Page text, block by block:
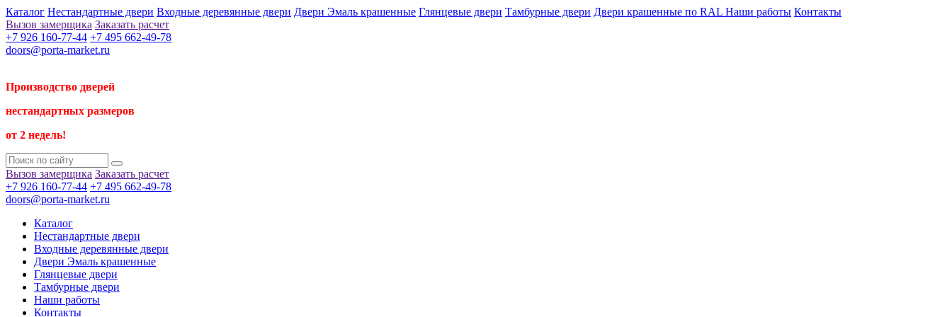
Каталог Нестандартные двери Входные деревянные двери Двери Эмаль крашенные Глянцевые двери Тамбурные двери Двери крашенные по RAL Наши работы Контакты
Вызов замерщика Заказать расчет
+7 926 160-77-44 +7 495 662-49-78
doors@porta-market.ru
Производство дверей
нестандартных размеров
от 2 недель!
Вызов замерщика Заказать расчет
+7 926 160-77-44 +7 495 662-49-78
doors@porta-market.ru
Каталог
Нестандартные двери
Входные деревянные двери
Двери Эмаль крашенные
Глянцевые двери
Тамбурные двери
Наши работы
Контакты